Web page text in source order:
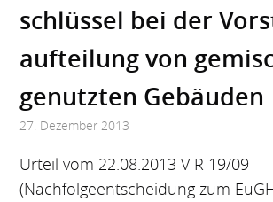
schlüssel bei der
aufteilung von
genutzten Gebäuden
27. Dezember 2013
Urteil vom 22.08.2013 V R 19/09
(Nachfolgeentscheidung zum